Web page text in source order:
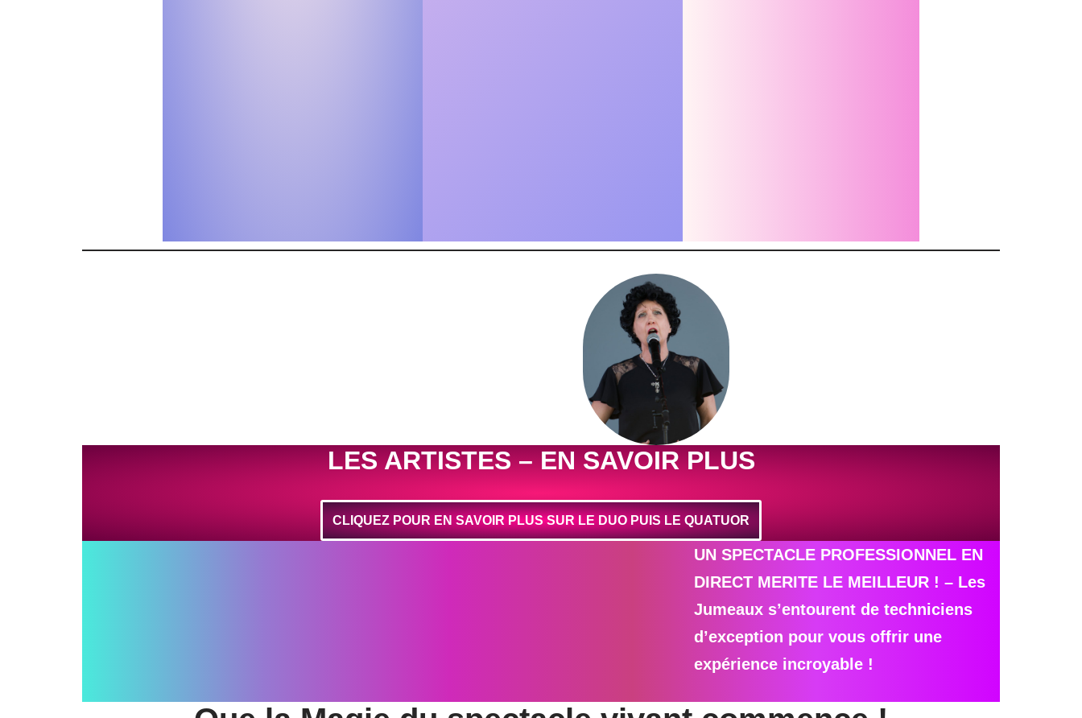
LES ARTISTES – EN SAVOIR PLUS
CLIQUEZ POUR EN SAVOIR PLUS SUR LE DUO PUIS LE QUATUOR
UN SPECTACLE PROFESSIONNEL EN
DIRECT MERITE LE MEILLEUR ! – Les
Jumeaux s’entourent de techniciens
d’exception pour vous offrir une
expérience incroyable !